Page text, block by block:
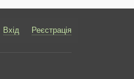
Вхід Реєстрація